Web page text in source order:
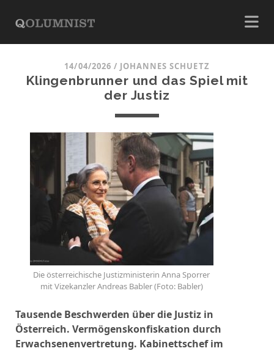
14/04/2026 / JOHANNES SCHUETZ
Klingenbrunner und das Spiel mit
der Justiz
Die österreichische Justizministerin Anna Sporrer
mit Vizekanzler Andreas Babler (Foto: Babler)
Tausende Beschwerden über die Justiz in
Österreich. Vermögenskonfiskation durch
Erwachsenenvertretung. Kabinettschef im